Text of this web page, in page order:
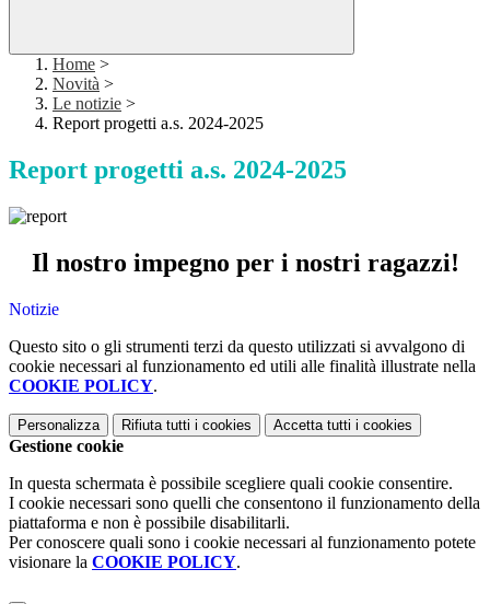
Home >
Novità >
Le notizie >
Report progetti a.s. 2024-2025
Report progetti a.s. 2024-2025
Il nostro impegno per i nostri ragazzi!
Notizie
Questo sito o gli strumenti terzi da questo utilizzati si avvalgono di
cookie necessari al funzionamento ed utili alle finalità illustrate nella
COOKIE POLICY.
Personalizza Rifiuta tutti i cookies Accetta tutti i cookies
Gestione cookie
In questa schermata è possibile scegliere quali cookie consentire.
I cookie necessari sono quelli che consentono il funzionamento della
piattaforma e non è possibile disabilitarli.
Per conoscere quali sono i cookie necessari al funzionamento potete
visionare la COOKIE POLICY.